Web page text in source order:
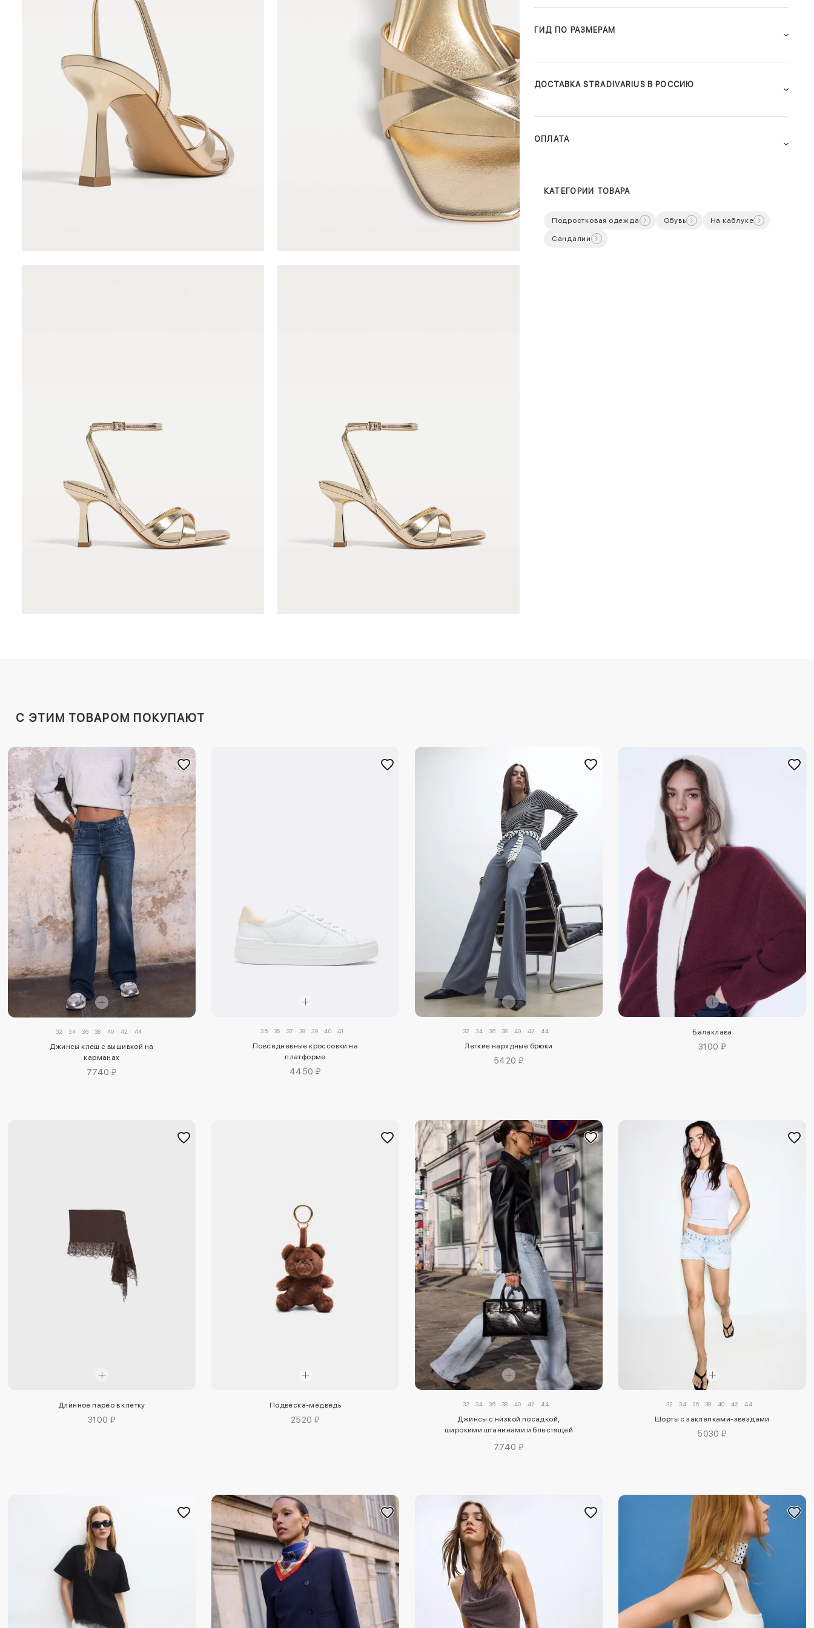
ГИД ПО РАЗМЕРАМ
ДОСТАВКА STRADIVARIUS В РОССИЮ
ОПЛАТА
КАТЕГОРИИ ТОВАРА
Подростковая одежда Обувь На каблуке
Сандалии
C ЭТИМ ТОВАРОМ ПОКУПАЮТ
32 34 36 38 40 42 44
Джинсы клеш с вышивкой на
карманах
7740 ₽
35 36 37 38 39 40 41
Повседневные кроссовки на
платформе
4450 ₽
32 34 36 38 40 42 44
Легкие нарядные брюки
5420 ₽
Балаклава
3100 ₽
Длинное парео в клетку
3100 ₽
Подвеска-медведь
2520 ₽
32 34 36 38 40 42 44
Джинсы с низкой посадкой,
широкими штанинами и блестящей
7740 ₽
32 34 36 38 40 42 44
Шорты с заклепками-звездами
5030 ₽